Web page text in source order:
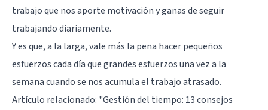
trabajo que nos aporte motivación y ganas de seguir
trabajando diariamente.
Y es que, a la larga, vale más la pena hacer pequeños
esfuerzos cada día que grandes esfuerzos una vez a la
semana cuando se nos acumula el trabajo atrasado.
Artículo relacionado: "Gestión del tiempo: 13 consejos